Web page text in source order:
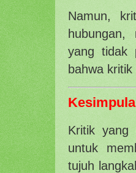
Namun,
yang tidak
bahwa
Kritik yang
untuk
tujuh